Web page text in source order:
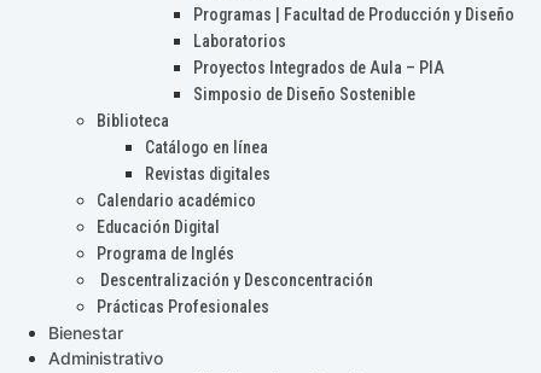
Programas | Facultad de Producción y Diseño
Laboratorios
Proyectos Integrados de Aula – PIA
Simposio de Diseño Sostenible
Biblioteca
Catálogo en línea
Revistas digitales
Calendario académico
Educación Digital
Programa de Inglés
Descentralización y Desconcentración
Prácticas Profesionales
Bienestar
Administrativo